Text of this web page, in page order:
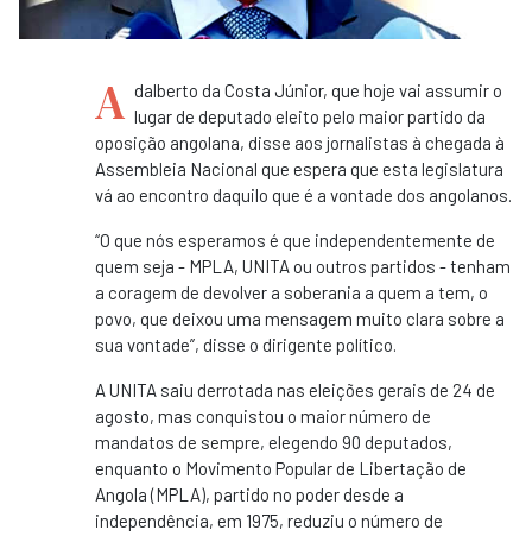
A dalberto da Costa Júnior, que hoje vai assumir o
lugar de deputado eleito pelo maior partido da
oposição angolana, disse aos jornalistas à chegada à
Assembleia Nacional que espera que esta legislatura
vá ao encontro daquilo que é a vontade dos angolanos.
“O que nós esperamos é que independentemente de
quem seja - MPLA, UNITA ou outros partidos - tenham
a coragem de devolver a soberania a quem a tem, o
povo, que deixou uma mensagem muito clara sobre a
sua vontade”, disse o dirigente político.
A UNITA saiu derrotada nas eleições gerais de 24 de
agosto, mas conquistou o maior número de
mandatos de sempre, elegendo 90 deputados,
enquanto o Movimento Popular de Libertação de
Angola (MPLA), partido no poder desde a
independência, em 1975, reduziu o número de